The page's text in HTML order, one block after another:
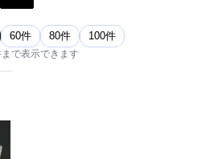
60件 80件 100件
で表示できます